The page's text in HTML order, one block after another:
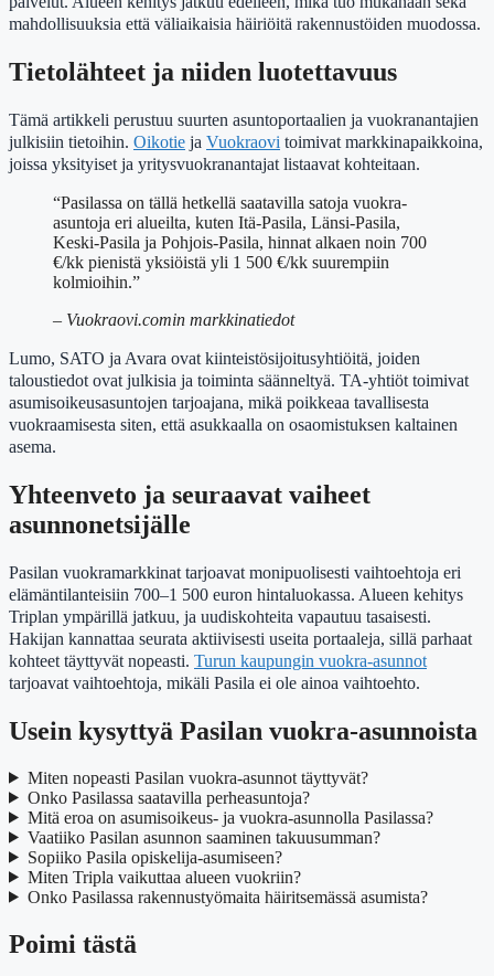
mahdollisuuksia että väliaikaisia häiriöitä rakennustöiden muodossa.
Tietolähteet ja niiden luotettavuus
Tämä artikkeli perustuu suurten asuntoportaalien ja vuokranantajien
julkisiin tietoihin. Oikotie ja Vuokraovi toimivat markkinapaikkoina,
joissa yksityiset ja yritysvuokranantajat listaavat kohteitaan.
“Pasilassa on tällä hetkellä saatavilla satoja vuokra-
asuntoja eri alueilta, kuten Itä-Pasila, Länsi-Pasila,
Keski-Pasila ja Pohjois-Pasila, hinnat alkaen noin 700
€/kk pienistä yksiöistä yli 1 500 €/kk suurempiin
kolmioihin.”
– Vuokraovi.comin markkinatiedot
Lumo, SATO ja Avara ovat kiinteistösijoitusyhtiöitä, joiden
taloustiedot ovat julkisia ja toiminta säänneltyä. TA-yhtiöt toimivat
asumisoikeusasuntojen tarjoajana, mikä poikkeaa tavallisesta
vuokraamisesta siten, että asukkaalla on osaomistuksen kaltainen
asema.
Yhteenveto ja seuraavat vaiheet
asunnonetsijälle
Pasilan vuokramarkkinat tarjoavat monipuolisesti vaihtoehtoja eri
elämäntilanteisiin 700–1 500 euron hintaluokassa. Alueen kehitys
Triplan ympärillä jatkuu, ja uudiskohteita vapautuu tasaisesti.
Hakijan kannattaa seurata aktiivisesti useita portaaleja, sillä parhaat
kohteet täyttyvät nopeasti. Turun kaupungin vuokra-asunnot
tarjoavat vaihtoehtoja, mikäli Pasila ei ole ainoa vaihtoehto.
Usein kysyttyä Pasilan vuokra-asunnoista
Miten nopeasti Pasilan vuokra-asunnot täyttyvät?
Onko Pasilassa saatavilla perheasuntoja?
Mitä eroa on asumisoikeus- ja vuokra-asunnolla Pasilassa?
Vaatiiko Pasilan asunnon saaminen takuusumman?
Sopiiko Pasila opiskelija-asumiseen?
Miten Tripla vaikuttaa alueen vuokriin?
Onko Pasilassa rakennustyömaita häiritsemässä asumista?
Poimi tästä